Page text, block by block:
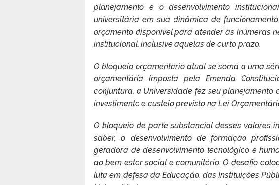
planejamento e o desenvolvimento
universitária em sua dinâmica de
orçamento disponível para atender às inúmeras
institucional, inclusive aquelas de curto prazo.
O bloqueio orçamentário atual se soma a uma
orçamentária imposta pela Emenda
conjuntura, a Universidade fez seu
investimento e custeio previsto na Lei
O bloqueio de parte substancial desses valores
saber, o desenvolvimento de formação
geradora de desenvolvimento tecnológico e
ao bem estar social e comunitário. O desafio
luta em defesa da Educação, das Instituições